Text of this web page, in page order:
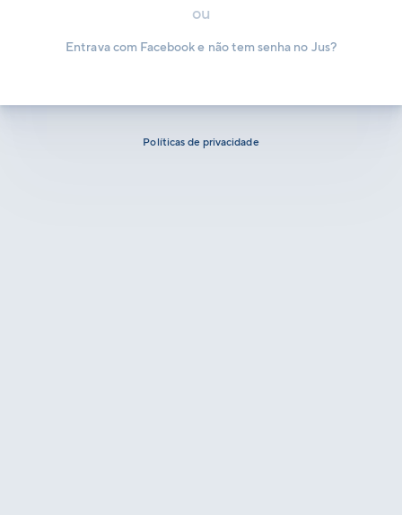
ou
Entrava com Facebook e não tem senha no Jus?
Políticas de privacidade